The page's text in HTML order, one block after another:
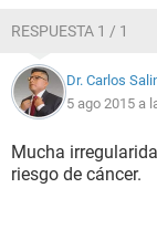
RESPUESTA 1 / 1
Dr. Carlos
5 ago 2015 a
Mucha
riesgo de cáncer.